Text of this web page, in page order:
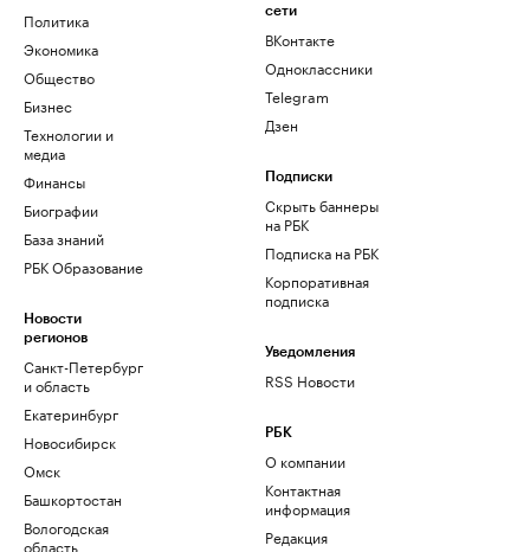
Политика
Экономика
Общество
Бизнес
Технологии и
медиа
Финансы
Биографии
База знаний
РБК Образование
Новости
регионов
Санкт-Петербург
и область
Екатеринбург
Новосибирск
Омск
Башкортостан
Вологодская
область
сети
ВКонтакте
Одноклассники
Telegram
Дзен
Подписки
Скрыть баннеры
на РБК
Подписка на РБК
Корпоративная
подписка
Уведомления
RSS Новости
РБК
О компании
Контактная
информация
Редакция